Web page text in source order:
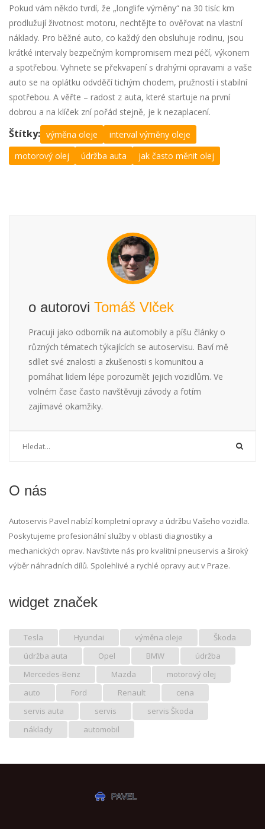
Pokud vám někdo tvrdí, že „longlife výměny“ na 30 tisíc km
prodlužují životnost motoru, nechtějte to ověřovat na vlastní
náklady. Pro běžné auto, co každý den obsluhuje rodinu, jsou
krátké intervaly bezpečným kompromisem mezi péčí, výkonem
a spotřebou. Vyhnete se překvapení s drahými opravami a vaše
auto se na oplátku odvděčí tichým chodem, pružností i stabilní
spotřebou. A věřte – radost z auta, které startuje na první
dobrou a na klíček zní pořád stejně, je k nezaplacení.
Štítky: výměna oleje
interval výměny oleje
motorový olej
údržba auta jak často měnit olej
o autorovi Tomáš Vlček
Pracuji jako odborník na automobily a píšu články o
různých tématech týkajících se autoservisu. Baví mě
sdílet své znalosti a zkušenosti s komunitou a
pomáhat lidem lépe porozumět jejich vozidlům. Ve
volném čase často navštěvuji závody a fotím
zajímavé okamžiky.
O nás
Autoservis Pavel nabízí kompletní opravy a údržbu Vašeho vozidla.
Poskytujeme profesionální služby v oblasti diagnostiky a
mechanických oprav. Navštivte nás pro kvalitní pneuservis a široký
výběr náhradních dílů. Spolehlivé a rychlé opravy aut v Praze.
widget značek
Tesla Hyundai výměna oleje
Škoda
údržba auta
Opel BMW
údržba
Mercedes-Benz
Mazda
motorový olej
auto
Ford Renault
cena
servis auta
servis
servis Škoda
náklady
automobil